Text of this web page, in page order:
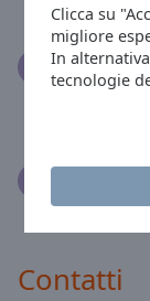
Clicca su
migliore
In
tecnologie
Ascolto
Contatti